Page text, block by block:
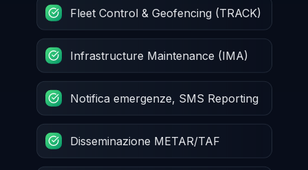
Fleet Control & Geofencing (TRACK)
Infrastructure Maintenance (IMA)
Notifica emergenze, SMS Reporting
Disseminazione METAR/TAF